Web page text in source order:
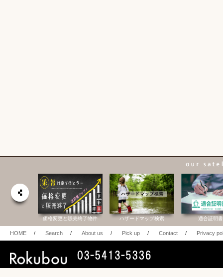
価格変更と販売終了物件 ハザードマップ検索 適合証明
HOME / Search / About us / Pick up / Contact / Privacy